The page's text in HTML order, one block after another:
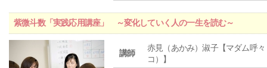
紫微斗数「実践応用講座」 ～変化していく人の一生を読む～
講師
赤見（あかみ）淑子【マダム呼々
コ）】